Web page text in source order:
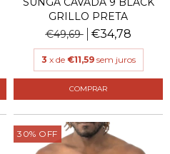
GRILLO PRETA
€49,69
€34,78
3 x de €11,59 sem juros
COMPRAR
30% OFF